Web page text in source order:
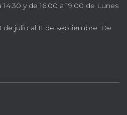
y de 16.00 a 19.00 de Lunes
julio al 11 de septiembre: De